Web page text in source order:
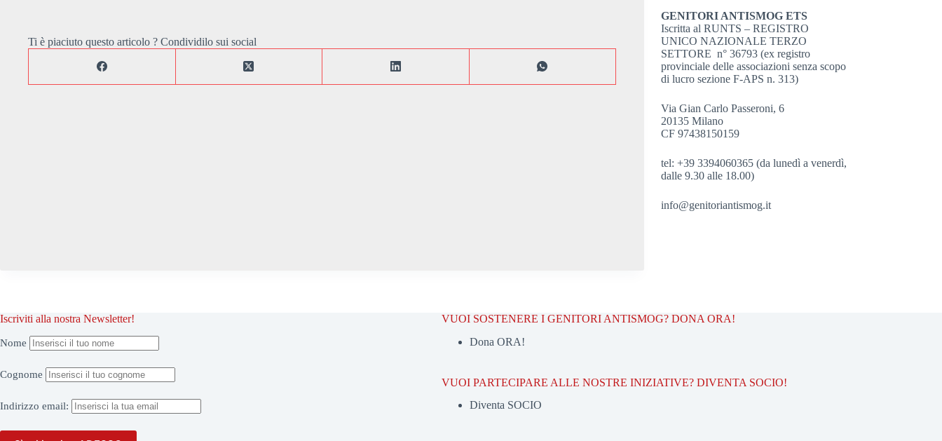
Ti è piaciuto questo articolo ? Condividilo sui social
GENITORI ANTISMOG ETS
Iscritta al RUNTS – REGISTRO
UNICO NAZIONALE TERZO
SETTORE n° 36793 (ex registro
provinciale delle associazioni senza scopo
di lucro sezione F-APS n. 313)
Via Gian Carlo Passeroni, 6
20135 Milano
CF 97438150159
tel: +39 3394060365 (da lunedì a venerdì,
dalle 9.30 alle 18.00)
info@genitoriantismog.it
Iscriviti alla nostra Newsletter!
Nome
Cognome
Indirizzo email:
VUOI SOSTENERE I GENITORI ANTISMOG? DONA ORA!
Dona ORA!
VUOI PARTECIPARE ALLE NOSTRE INIZIATIVE? DIVENTA SOCIO!
Diventa SOCIO